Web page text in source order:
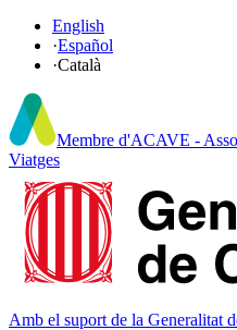
English
·Español
·Català
Membre d'ACAVE -
Viatges
Amb el suport de la Generalitat